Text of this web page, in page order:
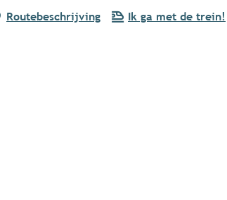
Routebeschrijving Ik ga met de trein!